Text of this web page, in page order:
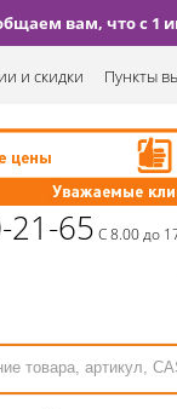
вам, что с 1
и скидки Пункты
21-65 С 8.00 до